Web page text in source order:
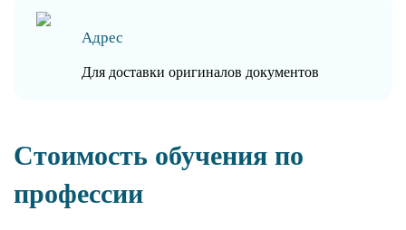
Адрес
Для доставки оригиналов документов
Стоимость обучения по
профессии